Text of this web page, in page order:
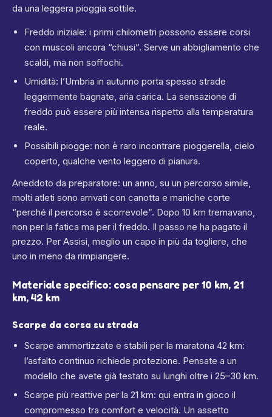
da una leggera pioggia sottile.
Freddo iniziale: i primi chilometri possono essere corsi
con muscoli ancora “chiusi”. Serve un abbigliamento che
scaldi, ma non soffochi.
Umidità: l’Umbria in autunno porta spesso strade
leggermente bagnate, aria carica. La sensazione di
freddo può essere più intensa rispetto alla temperatura
reale.
Possibili piogge: non è raro incontrare pioggerella, cielo
coperto, qualche vento leggero di pianura.
Aneddoto da preparatore: un anno, su un percorso simile,
molti atleti sono arrivati con canotta e maniche corte
“perché il percorso è scorrevole”. Dopo 10 km tremavano,
non per la fatica ma per il freddo. Il passo ne ha pagato il
prezzo. Per Assisi, meglio un capo in più da togliere, che
uno in meno da rimpiangere.
Materiale specifico: cosa pensare per 10 km, 21
km, 42 km
Scarpe da corsa su strada
Scarpe ammortizzate e stabili per la maratona 42 km:
l’asfalto continuo richiede protezione. Pensate a un
modello che avete già testato su lunghi oltre i 25–30 km.
Scarpe più reattive per la 21 km: qui entra in gioco il
compromesso tra comfort e velocità. Un assetto